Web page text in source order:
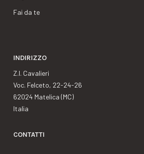
Fai da te
INDIRIZZO
Z.I. Cavalieri
Voc. Felceto, 22-24-26
62024 Matelica (MC)
Italia
CONTATTI